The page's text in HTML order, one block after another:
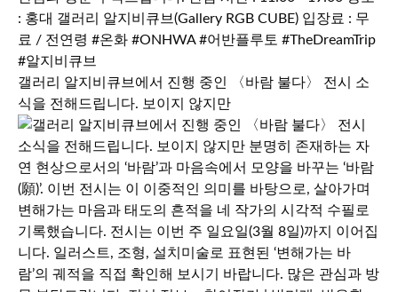
갤러리 알지비큐브에서 진행 중인 〈바람 불다〉 전시 소
식을 전해드립니다. 보이지 않지만